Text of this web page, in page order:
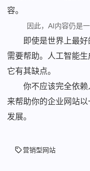
容。
因此，AI内容仍是
即使是世界上最
需要帮助。人工智能
它有其缺点。
你不应该完全依
来帮助你的企业网站
发展。
营销型网站